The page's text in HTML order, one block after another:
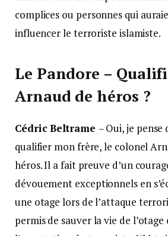
complices ou personnes qui
influencer le terroriste islamiste.
Le Pandore –
Arnaud de héros ?
Cédric Beltrame – Oui, je pense
qualifier mon frère, le colonel
héros. Il a fait preuve d’un
dévouement exceptionnels en
une otage lors de l’attaque
permis de sauver la vie de